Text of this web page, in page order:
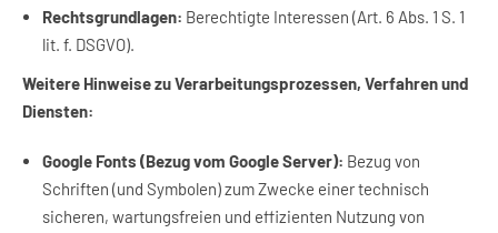
Rechtsgrundlagen: Berechtigte Interessen (Art. 6 Abs. 1 S. 1
lit. f. DSGVO).
Weitere Hinweise zu Verarbeitungsprozessen, Verfahren und
Diensten:
Google Fonts (Bezug vom Google Server): Bezug von
Schriften (und Symbolen) zum Zwecke einer technisch
sicheren, wartungsfreien und effizienten Nutzung von